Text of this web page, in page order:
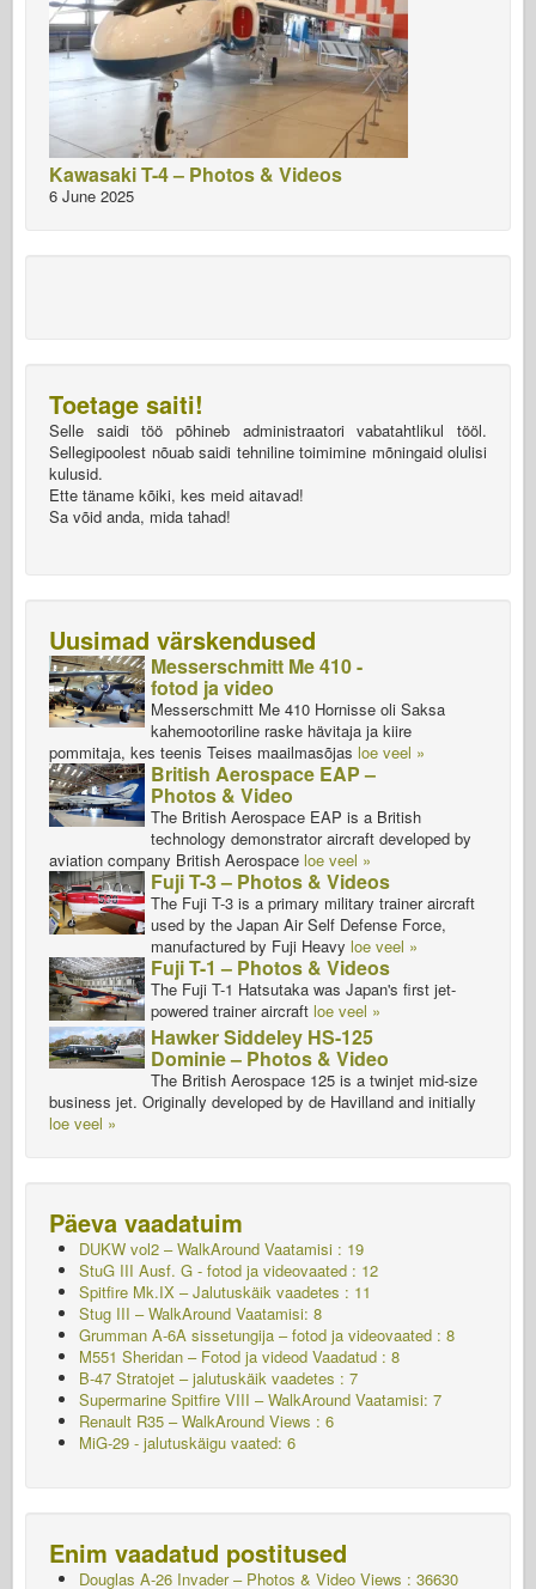
Kawasaki T-4 – Photos & Videos
6 June 2025
Toetage saiti!
Selle saidi töö põhineb administraatori vabatahtlikul tööl.
Sellegipoolest nõuab saidi tehniline toimimine mõningaid olulisi
kulusid.
Ette täname kõiki, kes meid aitavad!
Sa võid anda, mida tahad!
Uusimad värskendused
Messerschmitt Me 410 -
fotod ja video
Messerschmitt Me 410 Hornisse oli Saksa
kahemootoriline raske hävitaja ja kiire
pommitaja, kes teenis Teises maailmasõjas loe veel »
British Aerospace EAP –
Photos & Video
The British Aerospace EAP is a British
technology demonstrator aircraft developed by
aviation company British Aerospace loe veel »
Fuji T-3 – Photos & Videos
The Fuji T-3 is a primary military trainer aircraft
used by the Japan Air Self Defense Force,
manufactured by Fuji Heavy loe veel »
Fuji T-1 – Photos & Videos
The Fuji T-1 Hatsutaka was Japan's first jet-
powered trainer aircraft loe veel »
Hawker Siddeley HS-125
Dominie – Photos & Video
The British Aerospace 125 is a twinjet mid-size
business jet. Originally developed by de Havilland and initially
loe veel »
Päeva vaadatuim
DUKW vol2 – WalkAround Vaatamisi : 19
StuG III Ausf. G - fotod ja videovaated : 12
Spitfire Mk.IX – Jalutuskäik vaadetes : 11
Stug III – WalkAround Vaatamisi: 8
Grumman A-6A sissetungija – fotod ja videovaated : 8
M551 Sheridan – Fotod ja videod Vaadatud : 8
B-47 Stratojet – jalutuskäik vaadetes : 7
Supermarine Spitfire VIII – WalkAround Vaatamisi: 7
Renault R35 – WalkAround Views : 6
MiG-29 - jalutuskäigu vaated: 6
Enim vaadatud postitused
Douglas A-26 Invader – Photos & Video Views : 36630